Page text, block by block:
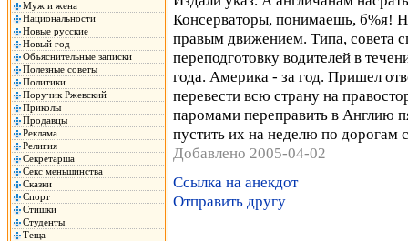
Муж и жена
Национальности
Новые русские
Новый год
Объяснительные записки
Полезные советы
Политики
Поручик Ржевский
Приколы
Продавцы
Реклама
Религия
Секретарша
Секс меньшинства
Сказки
Спорт
Стишки
Студенты
Теща
Консерваторы, понимаешь, б%я!
правым движением. Типа, совета
переподготовку водителей в
года. Америка - за год. Пришел
перевести всю страну на
паромами переправить в Англию
пустить их на неделю по дорогам
Добавлено 2005-04-02
Ссылка на анекдот
Отправить другу